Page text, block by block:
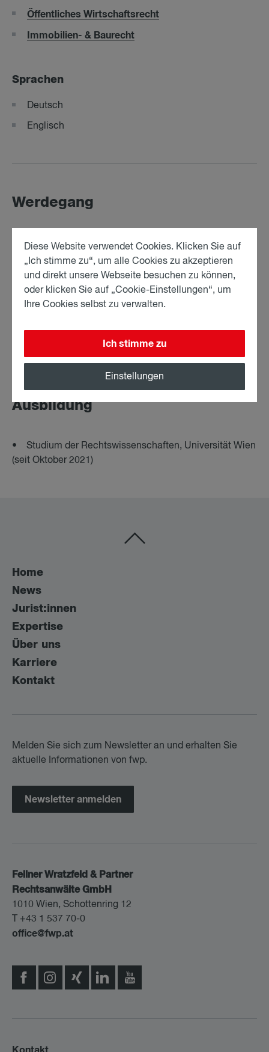
Öffentliches Wirtschaftsrecht
Immobilien- & Baurecht
Sprachen
Deutsch
Englisch
Werdegang
• Juristischer Mitarbeiter bei Fellner Wratzfeld &
Partner (seit Jänner 2026)
• Juristischer Mitarbeiter in renommierten
österreichischen Rechtsanwaltskanzleien (2024-2026)
• Praktikant in renommierten österreichischen
• Auslandsaufenthalt in Tokio und Den Haag (2024)
Ausbildung
• Studium der Rechtswissenschaften, Universität Wien
(seit Oktober 2021)
Home
News
Jurist:innen
Expertise
Über uns
Karriere
Kontakt
Melden Sie sich zum Newsletter an und erhalten Sie
aktuelle Informationen von fwp.
Newsletter anmelden
Fellner Wratzfeld & Partner
Rechtsanwälte GmbH
1010 Wien, Schottenring 12
T +43 1 537 70-0
office@fwp.at
Diese Website verwendet Cookies. Klicken Sie auf
„Ich stimme zu“, um alle Cookies zu akzeptieren
und direkt unsere Webseite besuchen zu können,
oder klicken Sie auf „Cookie-Einstellungen“, um
Ihre Cookies selbst zu verwalten.
Ich stimme zu
Einstellungen